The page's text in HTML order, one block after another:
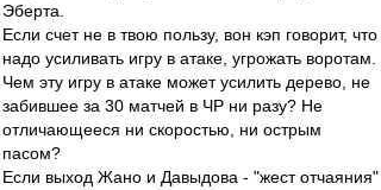
Эберта.
Если счет не в твою пользу, вон кэп говорит, что
надо усиливать игру в атаке, угрожать воротам.
Чем эту игру в атаке может усилить дерево, не
забившее за 30 матчей в ЧР ни разу? Не
отличающееся ни скоростью, ни острым
пасом?
Если выход Жано и Давыдова - "жест отчаяния"